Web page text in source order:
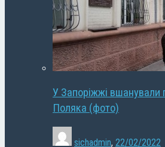
У Запоріжжі вшанували
Поляка (фото)
sichadmin, 22/02/2022